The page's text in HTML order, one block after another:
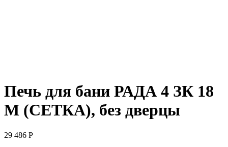
Печь для бани РАДА 4 ЗК 18
М (СЕТКА), без дверцы
29 486 Р